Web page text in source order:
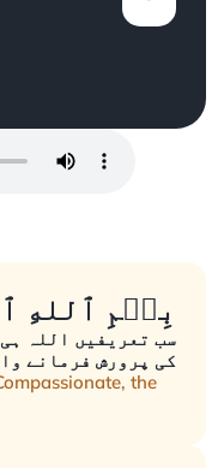
. بِسۡمِ ٱللهِ
سب تعریفیں اللہ
کی پرورش فرمانے
the